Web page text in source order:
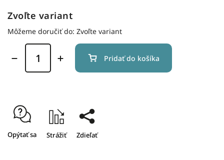
Zvoľte variant
Môžeme doručiť do: Zvoľte variant
Pridať do košíka
Opýtať sa Strážiť Zdieľať